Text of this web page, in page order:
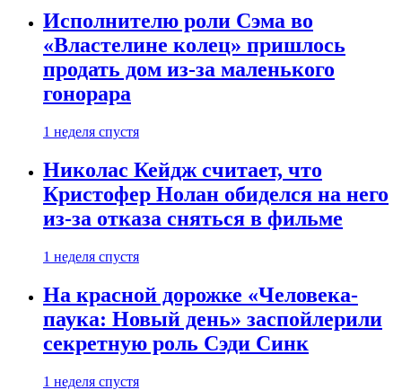
Исполнителю роли Сэма во
«Властелине колец» пришлось
продать дом из-за маленького
гонорара
1 неделя спустя
Николас Кейдж считает, что
Кристофер Нолан обиделся на него
из-за отказа сняться в фильме
1 неделя спустя
На красной дорожке «Человека-
паука: Новый день» заспойлерили
секретную роль Сэди Синк
1 неделя спустя